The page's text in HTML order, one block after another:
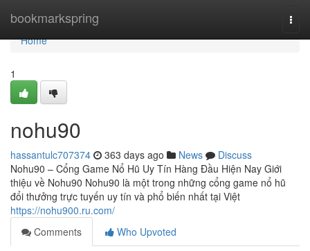
bookmarkspring
Home
Home
1
nohu90
hassantulc707374 363 days ago News
Discuss
Nohu90 – Cổng Game Nổ Hũ Uy Tín Hàng Đầu Hiện Nay Giới
thiệu về Nohu90 Nohu90 là một trong những cổng game nổ hũ
đổi thưởng trực tuyến uy tín và phổ biến nhất tại Việt
https://nohu900.ru.com/
Comments
Who Upvoted